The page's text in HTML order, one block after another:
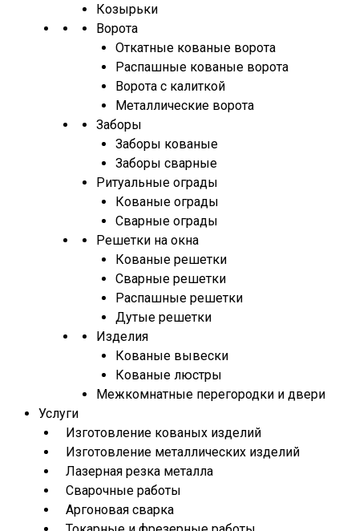
Козырьки
Ворота
Откатные кованые ворота
Распашные кованые ворота
Ворота с калиткой
Металлические ворота
Заборы
Заборы кованые
Заборы сварные
Ритуальные ограды
Кованые ограды
Сварные ограды
Решетки на окна
Кованые решетки
Сварные решетки
Распашные решетки
Дутые решетки
Изделия
Кованые вывески
Кованые люстры
Межкомнатные перегородки и двери
Услуги
Изготовление кованых изделий
Изготовление металлических изделий
Лазерная резка металла
Сварочные работы
Аргоновая сварка